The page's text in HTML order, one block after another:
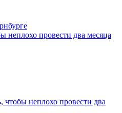
неплохо провести два месяца
чтобы неплохо провести два